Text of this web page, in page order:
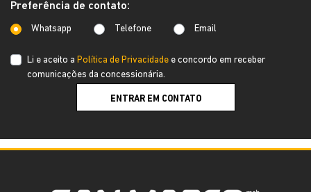
Preferência de contato:
Whatsapp Telefone Email
Li e aceito a Política de Privacidade e concordo em receber
comunicações da concessionária.
ENTRAR EM CONTATO